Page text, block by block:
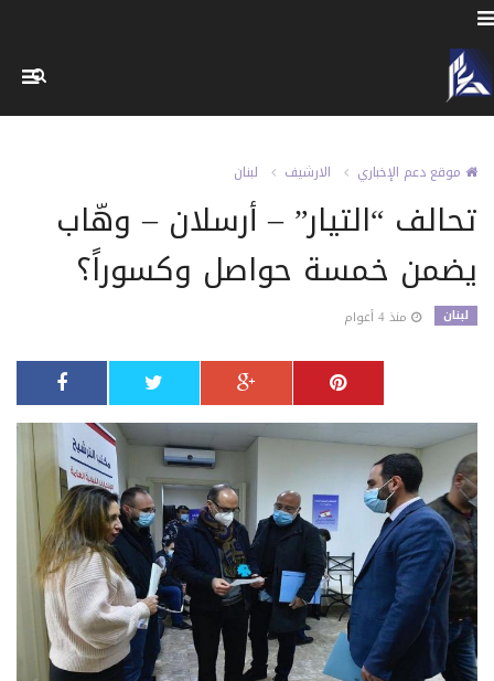
موقع دعم الإخباري الارشيف لبنان
تحالف “التيار” – أرسلان – وهّاب
يضمن خمسة حواصل وكسوراً؟
لبنان منذ 4 أعوام